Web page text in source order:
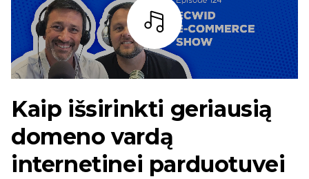
Baras
Kaip išsirinkti geriausią
domeno vardą
internetinei parduotuvei